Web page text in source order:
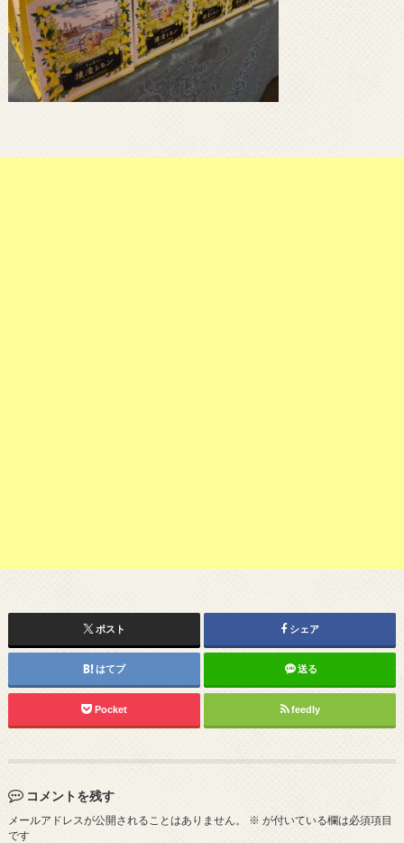
ポスト シェア
はてブ 送る
Pocket feedly
コメントを残す
メールアドレスが公開されることはありません。 ※ が付いている欄は必須項目
です